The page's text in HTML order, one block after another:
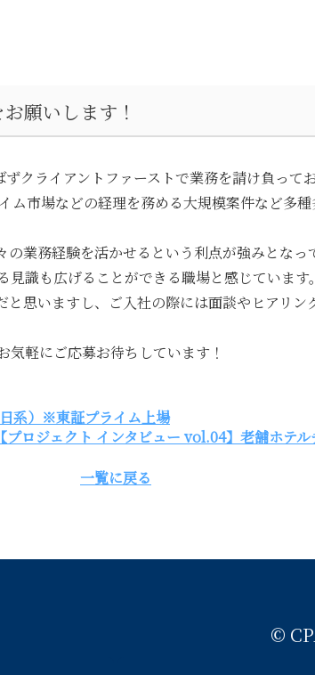
願いします！
ライアントファーストで業務を請け負ってお
市場などの経理を務める大規模案件など多種
業務経験を活かせるという利点が強みとなっ
識も広げることができる職場と感じています。
思いますし、ご入社の際には面談やヒアリ
軽にご応募お待ちしています！
系）※東証プライム上場
【プロジェクト インタビュー vol.04】老舗ホテ
一覧に戻る
©